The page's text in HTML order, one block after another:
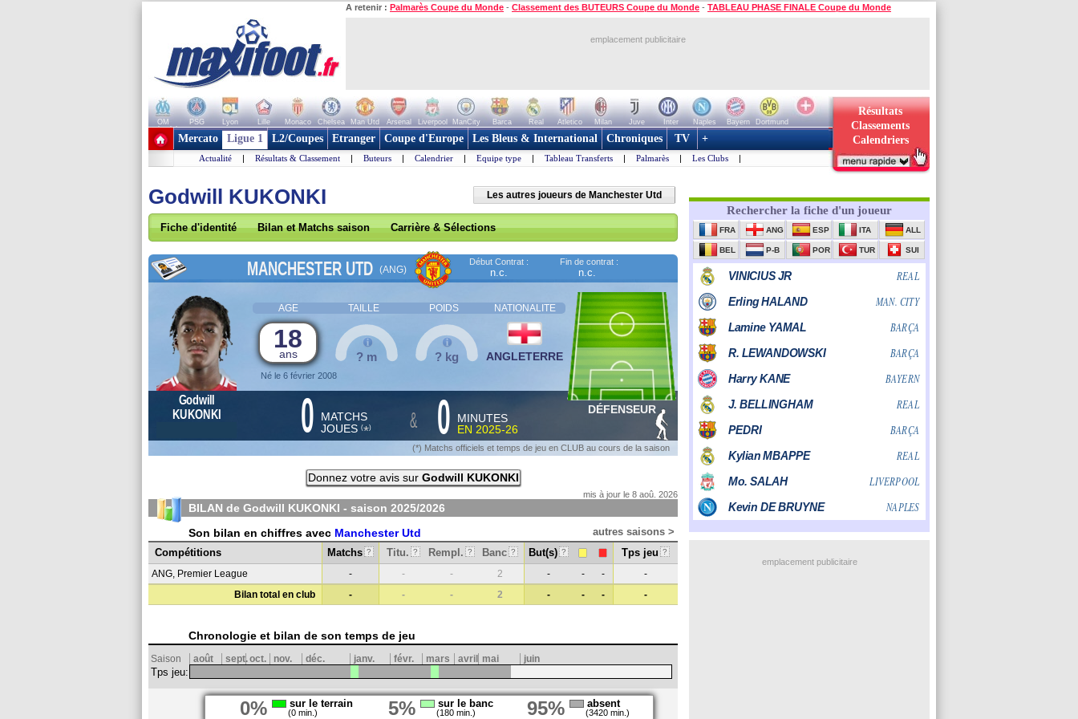
A retenir : Palmarès Coupe du Monde - Classement des BUTEURS Coupe du Monde - TABLEAU PHASE FINALE Coupe du Monde
emplacement publicitaire
OM PSG Lyon Lille Monaco Chelsea Man Utd Arsenal Liverpool ManCity Barca Real Atletico Milan Juve Inter Naples Bayern
Dortmund
+ de clubs
Résultats
Classements
Calendriers
Mercato Ligue 1 L2/Coupes Etranger Coupe d'Europe Les Bleus & International Chroniques TV +
Actualité | Résultats & Classement | Buteurs | Calendrier | Equipe type | Tableau Transferts | Palmarès | Les Clubs |
Godwill KUKONKI Les autres joueurs de Manchester Utd
Fiche d'identité Bilan et Matchs saison Carrière & Sélections
MANCHESTER UTD (ANG)
Début Contrat :
n.c.
Fin de contrat :
n.c.
AGE TAILLE POIDS NATIONALITE
18
ans
Né le 6 février 2008
? m ? kg ANGLETERRE
Godwill
KUKONKI
0 MATCHS
JOUES (*) & 0
MINUTES
EN 2025-26
DÉFENSEUR
(*) Matchs officiels et temps de jeu en CLUB au cours de la saison
Donnez votre avis sur Godwill KUKONKI
mis à jour le 8 aoû. 2026
BILAN de Godwill KUKONKI - saison 2025/2026
Son bilan en chiffres avec Manchester Utd
autres saisons >
Compétitions
Matchs ? Titu. ? Rempl. ? Banc ? But(s) ? Tps jeu ?
ANG, Premier League - - - 2 - - -
-
Bilan total en club
- - - 2 - - - -
Chronologie et bilan de son temps de jeu
Saison août sept.oct. nov. déc. janv. févr. mars avril mai juin
Tps jeu:
0% sur le terrain
(0 min.) 5% sur le banc
(180 min.) 95% absent
(3420 min.)
emplacement publicitaire